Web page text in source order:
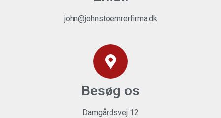
john@johnstoemrerfirma.dk
Besøg os
Damgårdsvej 12